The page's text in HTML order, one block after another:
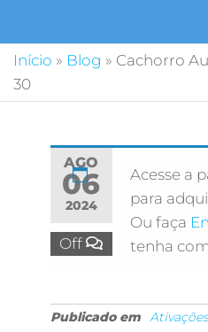
Início » Blog » Cachorro
30
AGO
06
2024
Off
Acesse a
para
Ou faça
tenha
Publicado em